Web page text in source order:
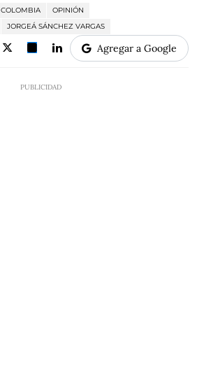
COLOMBIA
OPINIÓN
JORGEÁ SÁNCHEZ VARGAS
Agregar a Google